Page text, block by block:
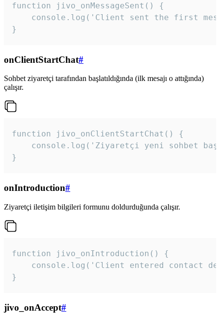
function jivo_onMessageSent() {
console.log('Client sent the first
}
onClientStartChat#
Sohbet ziyaretçi tarafından başlatıldığında (ilk mesajı o attığında)
çalışır.
function jivo_onClientStartChat() {
console.log('Ziyaretçi yeni sohbet
}
onIntroduction#
Ziyaretçi iletişim bilgileri formunu doldurduğunda çalışır.
function jivo_onIntroduction() {
console.log('Client entered contact
}
jivo_onAccept#